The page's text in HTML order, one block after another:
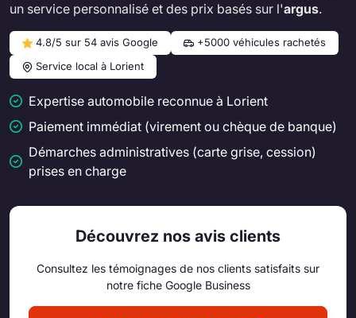
un service personnalisé et des prix basés sur l'argus.
4.8/5 sur 54 avis Google
+5000 véhicules rachetés
Service local à Lorient
Expertise automobile reconnue à Lorient
Paiement immédiat (virement ou chèque de banque)
Démarches administratives (carte grise, cession)
prises en charge
Découvrez nos avis clients
Consultez les témoignages de nos clients satisfaits sur
notre fiche Google Business